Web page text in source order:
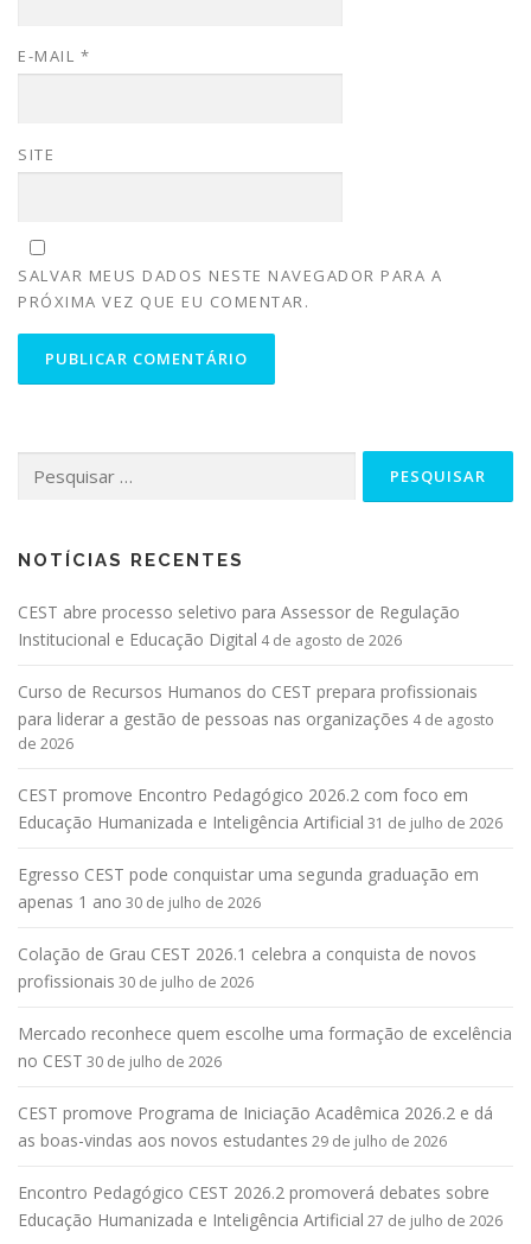
E-MAIL *
SITE
SALVAR MEUS DADOS NESTE NAVEGADOR PARA A
PRÓXIMA VEZ QUE EU COMENTAR.
NOTÍCIAS RECENTES
CEST abre processo seletivo para Assessor de Regulação
Institucional e Educação Digital 4 de agosto de 2026
Curso de Recursos Humanos do CEST prepara profissionais
para liderar a gestão de pessoas nas organizações 4 de agosto
de 2026
CEST promove Encontro Pedagógico 2026.2 com foco em
Educação Humanizada e Inteligência Artificial 31 de julho de 2026
Egresso CEST pode conquistar uma segunda graduação em
apenas 1 ano 30 de julho de 2026
Colação de Grau CEST 2026.1 celebra a conquista de novos
profissionais 30 de julho de 2026
Mercado reconhece quem escolhe uma formação de excelência
no CEST 30 de julho de 2026
CEST promove Programa de Iniciação Acadêmica 2026.2 e dá
as boas-vindas aos novos estudantes 29 de julho de 2026
Encontro Pedagógico CEST 2026.2 promoverá debates sobre
Educação Humanizada e Inteligência Artificial 27 de julho de 2026